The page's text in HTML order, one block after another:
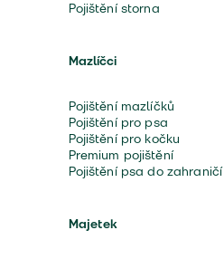
Pojištění storna
Mazlíčci
Pojištění mazlíčků
Pojištění pro psa
Pojištění pro kočku
Premium pojištění
Pojištění psa do zahraničí
Majetek